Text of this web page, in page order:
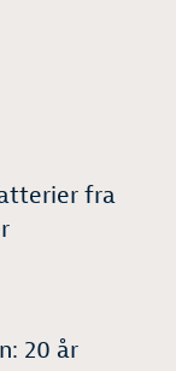
fra
20 år